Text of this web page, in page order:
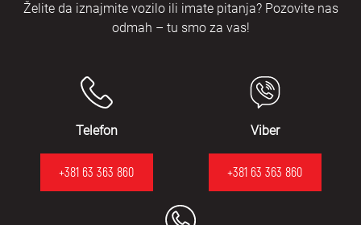
Želite da iznajmite vozilo ili imate pitanja? Pozovite nas
odmah – tu smo za vas!
Telefon
+381 63 363 860
Viber
+381 63 363 860